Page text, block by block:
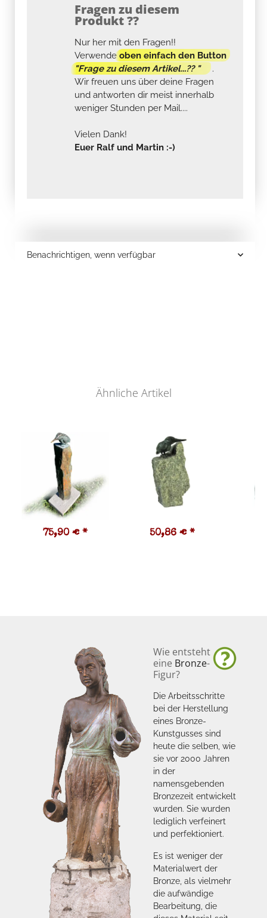
Fragen zu diesem
Produkt ??
Nur her mit den Fragen!!
Verwendeoben einfach den Button
"Frage zu diesem Artikel...?? "
.
Wir freuen uns über deine Fragen
und antworten dir meist innerhalb
weniger Stunden per Mail....
Vielen Dank!
Euer Ralf und Martin :-)
Benachrichtigen, wenn verfügbar
Ähnliche Artikel
75,90 € * 50,86 € *
Wie entsteht
eine Bronze-
Figur?
Die Arbeitsschritte
bei der Herstellung
eines Bronze-
Kunstgusses sind
heute die selben, wie
sie vor 2000 Jahren
in der
namensgebenden
Bronzezeit entwickelt
wurden. Sie wurden
lediglich verfeinert
und perfektioniert.
Es ist weniger der
Materialwert der
Bronze, als vielmehr
die aufwändige
Bearbeitung, die